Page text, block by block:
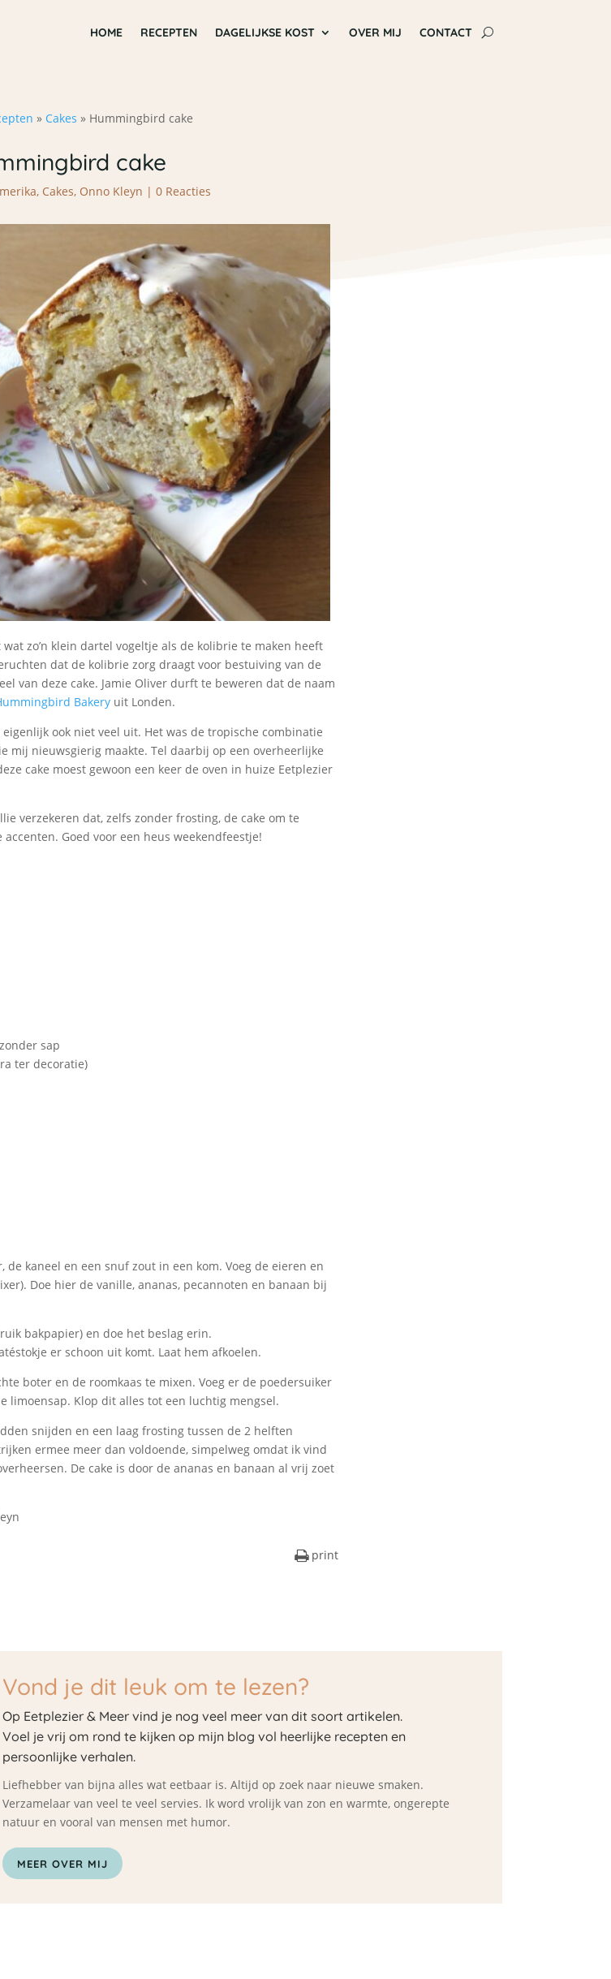
HOME RECEPTEN DAGELIJKSE KOST OVER MIJ CONTACT
» Cakes » Hummingbird cake
cake
, Cakes, Onno Kleyn | 0 Reacties
zo’n klein dartel vogeltje als de kolibrie te maken heeft
dat de kolibrie zorg draagt voor bestuiving van de
van deze cake. Jamie Oliver durft te beweren dat de naam
Bakery uit Londen.
eigenlijk ook niet veel uit. Het was de tropische combinatie
mij nieuwsgierig maakte. Tel daarbij op een overheerlijke
cake moest gewoon een keer de oven in huize Eetplezier
verzekeren dat, zelfs zonder frosting, de cake om te
Goed voor een heus weekendfeestje!
sap
ter decoratie)
de kaneel en een snuf zout in een kom. Voeg de eieren en
Doe hier de vanille, ananas, pecannoten en banaan bij
bakpapier) en doe het beslag erin.
er schoon uit komt. Laat hem afkoelen.
boter en de roomkaas te mixen. Voeg er de poedersuiker
limoensap. Klop dit alles tot een luchtig mengsel.
snijden en een laag frosting tussen de 2 helften
ermee meer dan voldoende, simpelweg omdat ik vind
De cake is door de ananas en banaan al vrij zoet
print
Vond je dit leuk om te lezen?
Op Eetplezier & Meer vind je nog veel meer van dit soort artikelen.
Voel je vrij om rond te kijken op mijn blog vol heerlijke recepten en
persoonlijke verhalen.
Liefhebber van bijna alles wat eetbaar is. Altijd op zoek naar nieuwe smaken.
Verzamelaar van veel te veel servies. Ik word vrolijk van zon en warmte, ongerepte
natuur en vooral van mensen met humor.
MEER OVER MIJ